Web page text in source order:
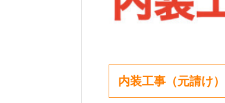
内装工事（元請け